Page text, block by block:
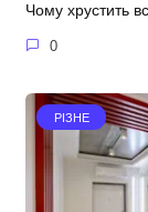
Чому хрустить
0
РІЗНЕ